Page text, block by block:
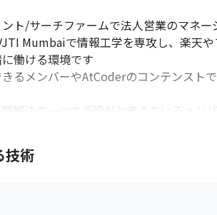
ト/サーチファームで法人営業のマネ
Mumbaiで情報工学を専攻し、楽天
働ける環境です
るメンバーやAtCoderのコンテンスト
解決の一つの手段だと考えているメン
意見交換を行っています
アップで行っており、新しい技術の提
技術